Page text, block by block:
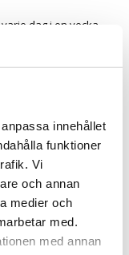
innehållet
funktioner
Vi
och annan
medier och
med.
med annan
dag i en vecka.
över
här
exakt hur du
tid och driver